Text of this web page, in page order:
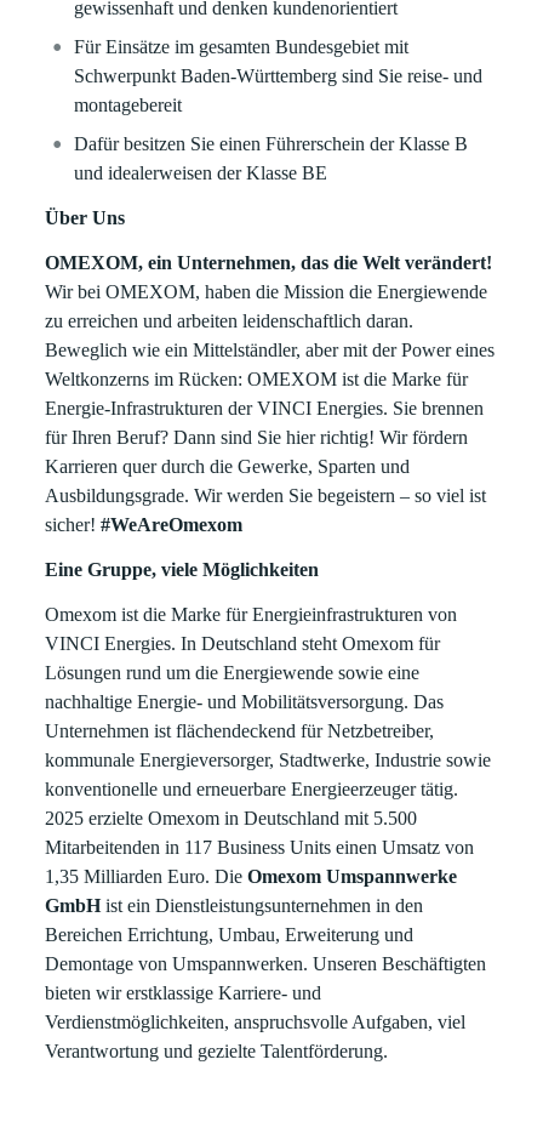
gewissenhaft und denken kundenorientiert
Für Einsätze im gesamten Bundesgebiet mit
Schwerpunkt Baden-Württemberg sind Sie reise- und
montagebereit
Dafür besitzen Sie einen Führerschein der Klasse B
und idealerweisen der Klasse BE
Über Uns
OMEXOM, ein Unternehmen, das die Welt verändert!
Wir bei OMEXOM, haben die Mission die Energiewende
zu erreichen und arbeiten leidenschaftlich daran.
Beweglich wie ein Mittelständler, aber mit der Power eines
Weltkonzerns im Rücken: OMEXOM ist die Marke für
Energie-Infrastrukturen der VINCI Energies. Sie brennen
für Ihren Beruf? Dann sind Sie hier richtig! Wir fördern
Karrieren quer durch die Gewerke, Sparten und
Ausbildungsgrade. Wir werden Sie begeistern – so viel ist
sicher! #WeAreOmexom
Eine Gruppe, viele Möglichkeiten
Omexom ist die Marke für Energieinfrastrukturen von
VINCI Energies. In Deutschland steht Omexom für
Lösungen rund um die Energiewende sowie eine
nachhaltige Energie- und Mobilitätsversorgung. Das
Unternehmen ist flächendeckend für Netzbetreiber,
kommunale Energieversorger, Stadtwerke, Industrie sowie
konventionelle und erneuerbare Energieerzeuger tätig.
2025 erzielte Omexom in Deutschland mit 5.500
Mitarbeitenden in 117 Business Units einen Umsatz von
1,35 Milliarden Euro. DieOmexom Umspannwerke
GmbHist ein Dienstleistungsunternehmen in den
Bereichen Errichtung, Umbau, Erweiterung und
Demontage von Umspannwerken. Unseren Beschäftigten
bieten wir erstklassige Karriere- und
Verdienstmöglichkeiten, anspruchsvolle Aufgaben, viel
Verantwortung und gezielte Talentförderung.